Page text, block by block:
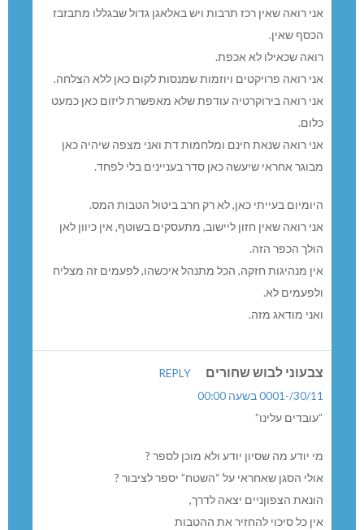
אני רואה שאין רכז תרבות ויש באלאגן גדול שבגללו מתבזבז
הכסף שאין.
רואה שכאילו לא אכפת.
אני רואה פרויקטים ויוזמות שמנסות לקום כאן ללא הצלחה.
אני רואה בירוקרטיה עודפת שלא מאפשרת ליזום כאן כמעט
כלום.
אני רואה שנאת חינם ומלחמות דת ואני מצפה שיהיה כאן
מבוגר אחראי שיעשה כאן סדר בעניינים בלי לפחד.
היומיום בעייתי כאן, לא רק חרב ביטול הטבות המס.
אני רואה שאין חזון ליישוב, מתעסקים בשוטף, אין כיוון לאן
הולך הכפר הזה.
אין מנהיגות חזקה, הכל מתנהל איכשהו, לפעמים זה מצליח
ולפעמים לא.
ואני מודאג מזה.
צבעוני לבוש שחורים
REPLY
30/11/-0001 בשעה 00:00
“עובדים עלינו”
מי יודע מה שסיון יודע ולא מוכן לספר ?
אולי הסגן שאחראי על “השטח” יספר לציבור ?
הונאת הצפוןניים יצאה לדרך,
אין כל סיכוי להחזיר את ההטבות